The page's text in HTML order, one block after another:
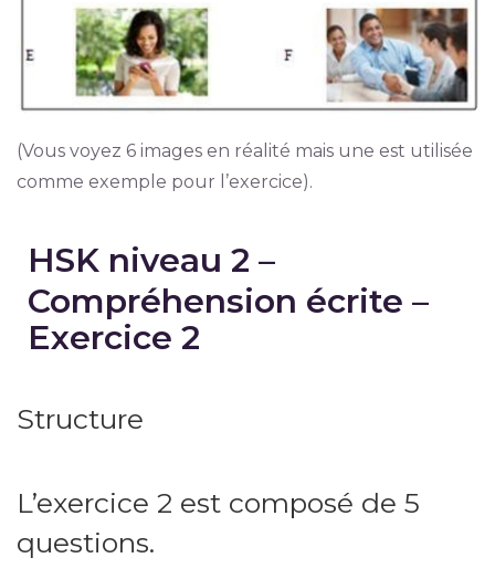
(Vous voyez 6 images en réalité mais une est utilisée
comme exemple pour l’exercice).
HSK niveau 2 –
Compréhension écrite –
Exercice 2
Structure
L’exercice 2 est composé de 5
questions.